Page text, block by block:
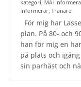
kategori MAI
informerar ,Tränare
För mig har
plan. På 80- och
han för mig en
på plats och
sin parhäst och